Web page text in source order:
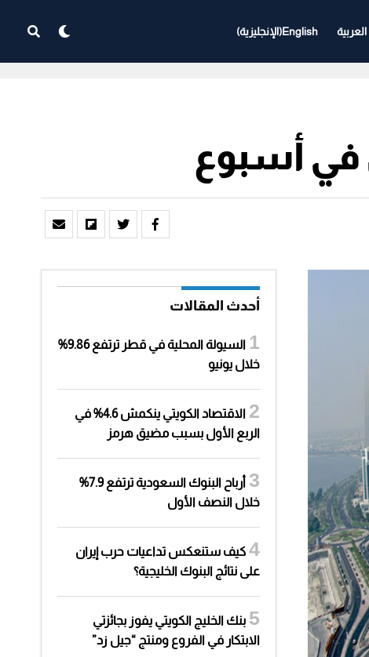
العربية English
(الإنجليزية)
أحدث المقالات
السيولة المحلية في قطر ترتفع 9.86%
خلال يونيو
الاقتصاد الكويتي ينكمش 4.6% في
الربع الأول بسبب مضيق هرمز
أرباح البنوك السعودية ترتفع 7.9%
خلال النصف الأول
كيف ستنعكس تداعيات حرب إيران
على نتائج البنوك الخليجية؟
بنك الخليج الكويتي يفوز بجائزتي
الابتكار في الفروع ومنتج “جيل زد”